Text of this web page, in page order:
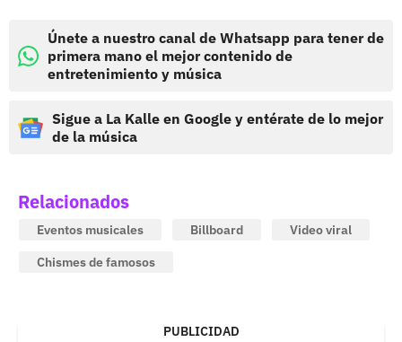
Únete a nuestro canal de Whatsapp para tener de
primera mano el mejor contenido de
entretenimiento y música
Sigue a La Kalle en Google y entérate de lo mejor
de la música
Relacionados
Eventos musicales Billboard
Video viral
Chismes de famosos
PUBLICIDAD